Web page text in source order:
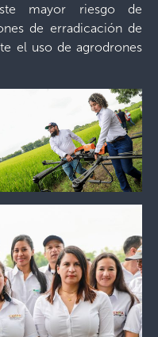
mayor riesgo de
de erradicación de
el uso de agrodrones